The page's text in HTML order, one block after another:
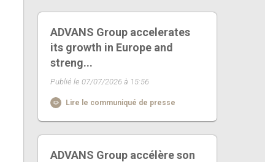
ADVANS Group accelerates
its growth in Europe and
streng...
Publié le 07/07/2026 à 15:56
Lire le communiqué de presse
ADVANS Group accélère son